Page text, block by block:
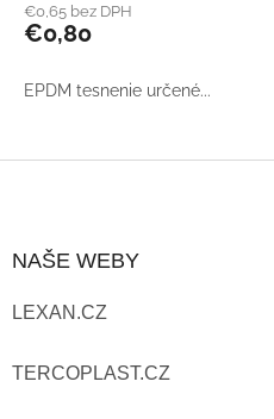
€0,65 bez DPH
€0,80
EPDM tesnenie určené...
Ä
T
NAŠE WEBY
LEXAN.CZ
TERCOPLAST.CZ